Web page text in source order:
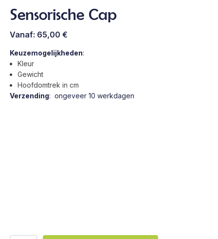
Sensorische Cap
Vanaf: 65,00 €
Keuzemogelijkheden:
Kleur
Gewicht
Hoofdomtrek in cm
Verzending: ongeveer 10 werkdagen